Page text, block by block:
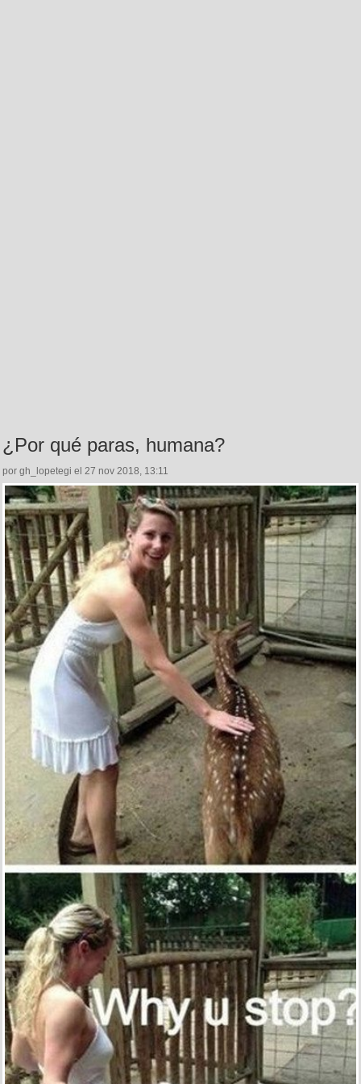
¿Por qué paras, humana?
por gh_lopetegi el 27 nov 2018, 13:11